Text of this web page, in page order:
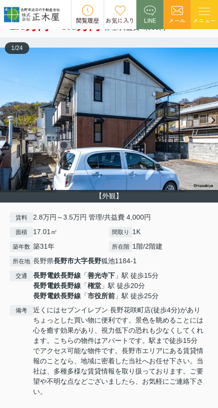
閲覧履歴 お気に入り LINE メール メニュー
ソレイユ長野 空室5
2.8万円～3.5万円
【外観】
1/24
賃料 2.8万円～3.5万円 管理/共益費 4,000円
面積 17.01㎡ 間取り 1K
築年数 築31年 所在階 1階/2階建
所在地 長野県長野市大字長野狐池1184-1
交通 長野電鉄長野線 「善光寺下 」駅 徒歩15分
長野電鉄長野線 「権堂 」駅 徒歩20分
長野電鉄長野線 「市役所前 」駅 徒歩25分
備考
近くにはセブンイレブン 長野花咲町店(徒歩4分)があり
ちょっとした買い物に便利です。景色を眺めることには
心を癒す効果があり、視力低下の恐れも少なくしてくれ
ます。こちらの物件はアパートです。駅まで徒歩15分
でアクセス可能な物件です。長野市エリアにある賃貸情
報のことなら、地域に密着した当社へお任せ下さい。当
社は、多種多様な賃貸情報を取り扱っております。ご要
望や不明な点などございましたら、お気軽にご連絡下さ
い。